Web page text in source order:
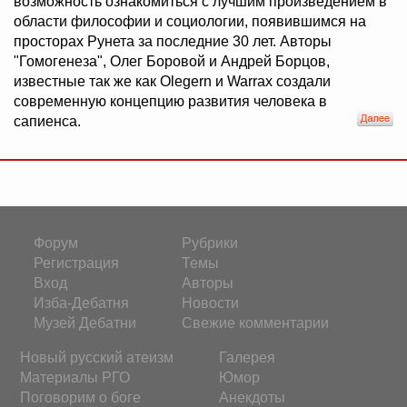
области философии и социологии, появившимся на
просторах Рунета за последние 30 лет. Авторы
"Гомогенеза", Олег Боровой и Андрей Борцов,
известные так же как Olegern и Warrax создали
современную концепцию развития человека в
сапиенса.
Форум
Регистрация
Вход
Изба-Дебатня
Музей Дебатни
Рубрики
Темы
Авторы
Новости
Свежие комментарии
Новый русский атеизм
Материалы РГО
Поговорим о боге
Галерея
Юмор
Анекдоты